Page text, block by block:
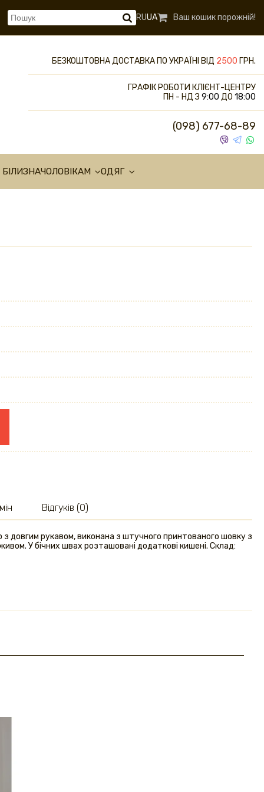
RUUA Ваш кошик порожній!
БЕЗКОШТОВНА ДОСТАВКА ПО УКРАЇНІ ВІД 2500 ГРН.
ГРАФІК РОБОТИ КЛІЄНТ-ЦЕНТРУ
ПН - НД З 9:00 ДО 18:00
(098) 677-68-89
ЧОЛОВІКАМ ОДЯГ
з довгим рукавом, виконана з штучного принтованого шовку з
У бічних швах розташовані додаткові кишені. Склад:
Відгуків (0)